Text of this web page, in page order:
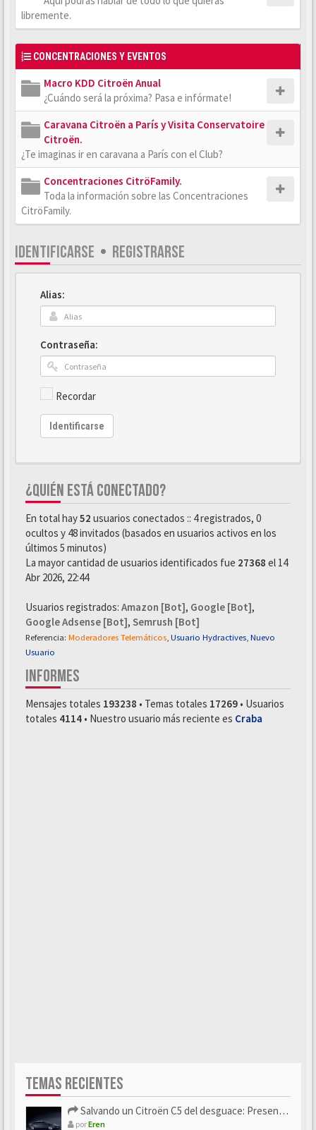
libremente.
CONCENTRACIONES Y EVENTOS
Macro KDD Citroën Anual
¿Cuándo será la próxima? Pasa e infórmate!
Caravana Citroën a París y Visita Conservatoire
Citroën.
¿Te imaginas ir en caravana a París con el Club?
Concentraciones CitröFamily.
Toda la información sobre las Concentraciones
CitröFamily.
IDENTIFICARSE • REGISTRARSE
Alias:
Contraseña:
Recordar
Identificarse
¿QUIÉN ESTÁ CONECTADO?
En total hay52 usuarios conectados :: 4 registrados, 0
ocultos y 48 invitados (basados en usuarios activos en los
últimos 5 minutos)
La mayor cantidad de usuarios identificados fue 27368 el 14
Abr 2026, 22:44
Usuarios registrados: Amazon [Bot], Google [Bot],
Google Adsense [Bot], Semrush [Bot]
Referencia: Moderadores Telemáticos Usuario Hydractives Nuevo
Usuario
INFORMES
Mensajes totales 193238 • Temas totales 17269 • Usuarios
totales 4114 • Nuestro usuario más reciente es Craba
TEMAS RECIENTES
Salvando un Citroën C5 del desguace: Presentación y seguimiento
porEren